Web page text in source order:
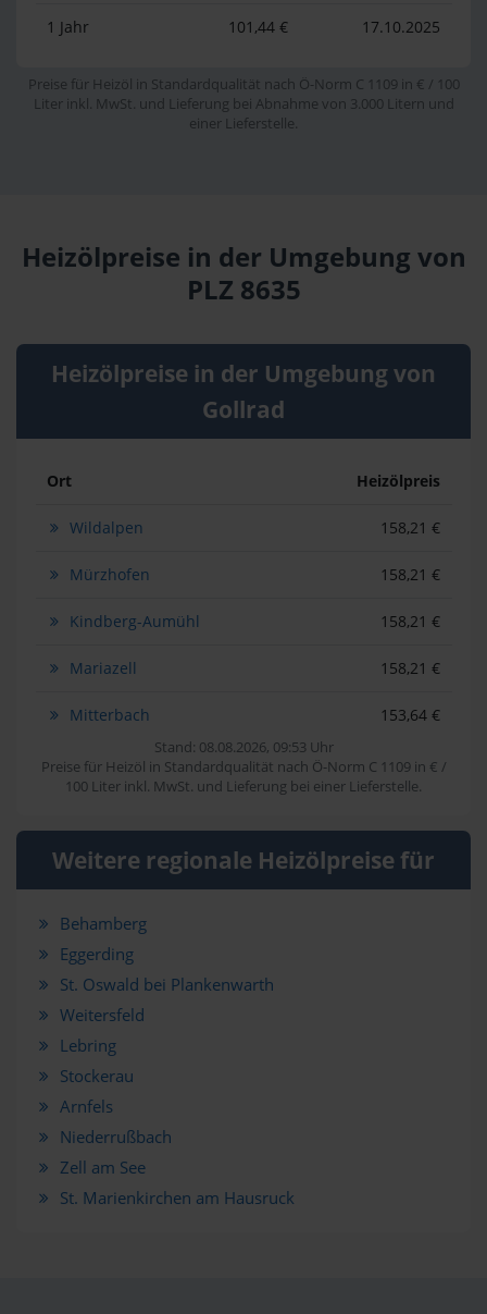
1 Jahr 101,44 € 17.10.2025
Preise für Heizöl in Standardqualität nach Ö-Norm C 1109 in € / 100
Liter inkl. MwSt. und Lieferung bei Abnahme von 3.000 Litern und
einer Lieferstelle.
Heizölpreise in der Umgebung von
PLZ 8635
Heizölpreise in der Umgebung von
Gollrad
Ort Heizölpreis
Wildalpen 158,21 €
Mürzhofen 158,21 €
Kindberg-Aumühl 158,21 €
Mariazell 158,21 €
Mitterbach 153,64 €
Stand: 08.08.2026, 09:53 Uhr
Preise für Heizöl in Standardqualität nach Ö-Norm C 1109 in € /
100 Liter inkl. MwSt. und Lieferung bei einer Lieferstelle.
Weitere regionale Heizölpreise für
Behamberg
Eggerding
St. Oswald bei Plankenwarth
Weitersfeld
Lebring
Stockerau
Arnfels
Niederrußbach
Zell am See
St. Marienkirchen am Hausruck